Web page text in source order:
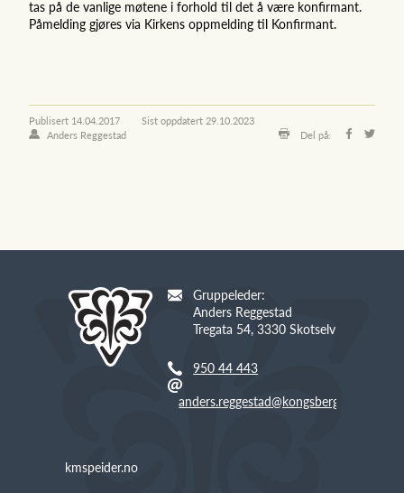
tas på de vanlige møtene i forhold til det å være konfirmant.
Påmelding gjøres via Kirkens oppmelding til Konfirmant.
Publisert 14.04.2017 Sist oppdatert 29.10.2023
Anders Reggestad
Del på:
Gruppeleder:
Anders Reggestad
Tregata 54, 3330 Skotselv
950 44 443
anders.reggestad@kongsberg.com
kmspeider.no